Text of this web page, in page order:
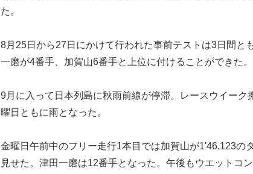
た。
8月25日から27日にかけて行われた事前テストは3日間と
一磨が4番手、加賀山6番手と上位に付けることができた。
9月に入って日本列島に秋雨前線が停滞。レースウイーク
曜日ともに雨となった。
金曜日午前中のフリー走行1本目では加賀山が1'46.123の
見せた。津田一磨は12番手となった。午後もウエットコ